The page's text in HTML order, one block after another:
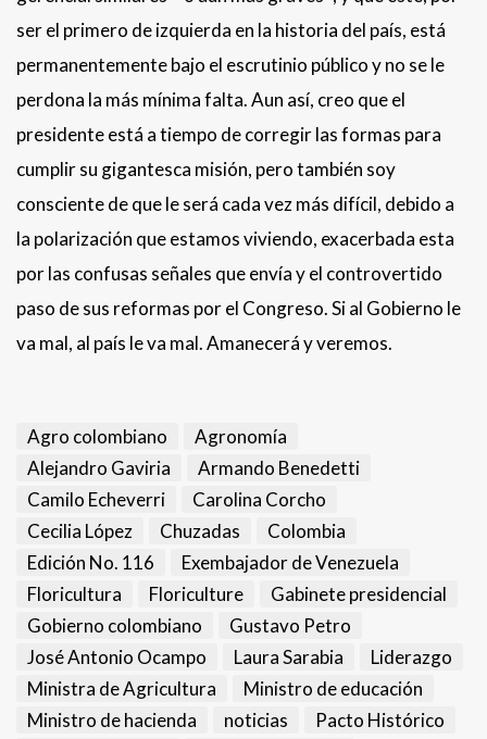
ser el primero de izquierda en la historia del país, está
permanentemente bajo el escrutinio público y no se le
perdona la más mínima falta. Aun así, creo que el
presidente está a tiempo de corregir las formas para
cumplir su gigantesca misión, pero también soy
consciente de que le será cada vez más difícil, debido a
la polarización que estamos viviendo, exacerbada esta
por las confusas señales que envía y el controvertido
paso de sus reformas por el Congreso. Si al Gobierno le
va mal, al país le va mal. Amanecerá y veremos.
Agro colombiano
Agronomía
Alejandro Gaviria
Armando Benedetti
Camilo Echeverri
Carolina Corcho
Cecilia López
Chuzadas
Colombia
Edición No. 116
Exembajador de Venezuela
Floricultura
Floriculture
Gabinete presidencial
Gobierno colombiano
Gustavo Petro
José Antonio Ocampo
Laura Sarabia
Liderazgo
Ministra de Agricultura
Ministro de educación
Ministro de hacienda
noticias
Pacto Histórico